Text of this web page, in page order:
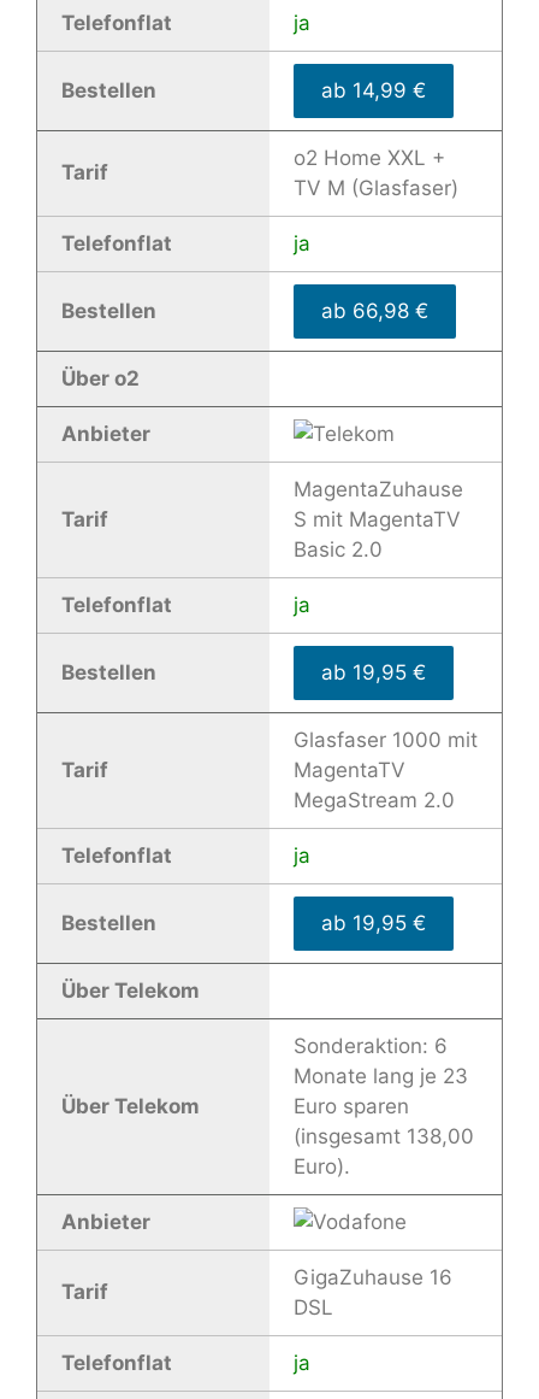
Telefonflat ja
Bestellen ab 14,99 €
Tarif
o2 Home XXL +
TV M (Glasfaser)
Telefonflat ja
Bestellen ab 66,98 €
Über o2
Anbieter
Tarif
MagentaZuhause
S mit MagentaTV
Basic 2.0
Telefonflat ja
Bestellen ab 19,95 €
Tarif
Glasfaser 1000 mit
MagentaTV
MegaStream 2.0
Telefonflat ja
Bestellen ab 19,95 €
Über Telekom
Über Telekom
Sonderaktion: 6
Monate lang je 23
Euro sparen
(insgesamt 138,00
Euro).
Anbieter
Tarif
GigaZuhause 16
DSL
Telefonflat ja